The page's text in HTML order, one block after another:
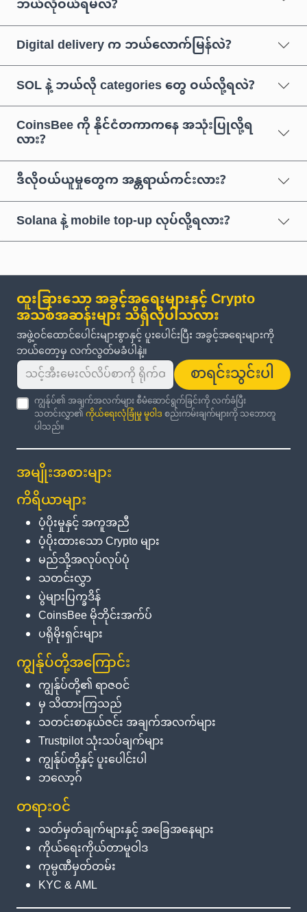
Digital delivery က ဘယ်လောက်မြန်လဲ?
SOL နဲ့ ဘယ်လို categories တွေ ဝယ်လို့ရလဲ?
CoinsBee ကို နိုင်ငံတကာကနေ အသုံးပြုလို့ရ
လား?
ဒီလိုဝယ်ယူမှုတွေက အန္တရာယ်ကင်းလား?
Solana နဲ့ mobile top-up လုပ်လို့ရလား?
ထူးခြားသော အခွင့်အရေးများနှင့် Crypto
အသစ်အဆန်းများ သိရှိလိုပါသလား
အဖွဲ့ဝင်ထောင်ပေါင်းများစွာနှင့် ပူးပေါင်းပြီး အခွင့်အရေးများကို
ဘယ်တော့မှ လက်လွတ်မခံပါနဲ့။
စာရင်းသွင်းပါ
ကျွန်ုပ်၏ အချက်အလက်များ စီမံဆောင်ရွက်ခြင်းကို လက်ခံပြီး
သတင်းလွှာ၏ကိုယ်ရေးလုံခြုံမှု မူဝါဒစည်းကမ်းချက်များကို သဘောတူ
ပါသည်။
အမျိုးအစားများ
ကိရိယာများ
ပံ့ပိုးမှုနှင့် အကူအညီ
ပံ့ပိုးထားသော Crypto များ
မည်သို့အလုပ်လုပ်ပုံ
သတင်းလွှာ
ပွဲများပြက္ခဒိန်
CoinsBee မိုဘိုင်းအက်ပ်
ပရိုမိုးရှင်းများ
ကျွန်ုပ်တို့အကြောင်း
ကျွန်ုပ်တို့၏ ရာဇဝင်
မှ သိထားကြသည်
သတင်းစာနယ်ဇင်း အချက်အလက်များ
Trustpilot သုံးသပ်ချက်များ
ကျွန်ုပ်တို့နှင့် ပူးပေါင်းပါ
ဘလော့ဂ်
တရားဝင်
သတ်မှတ်ချက်များနှင့် အခြေအနေများ
ကိုယ်ရေးကိုယ်တာမူဝါဒ
ကုမ္ပဏီမှတ်တမ်း
KYC & AML